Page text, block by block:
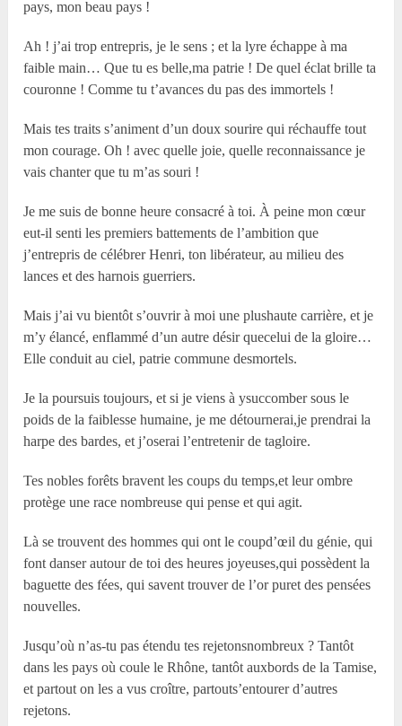
pays, mon beau pays !
Ah ! j’ai trop entrepris, je le sens ; et la lyre échappe à ma
faible main… Que tu es belle,ma patrie ! De quel éclat brille ta
couronne ! Comme tu t’avances du pas des immortels !
Mais tes traits s’animent d’un doux sourire qui réchauffe tout
mon courage. Oh ! avec quelle joie, quelle reconnaissance je
vais chanter que tu m’as souri !
Je me suis de bonne heure consacré à toi. À peine mon cœur
eut-il senti les premiers battements de l’ambition que
j’entrepris de célébrer Henri, ton libérateur, au milieu des
lances et des harnois guerriers.
Mais j’ai vu bientôt s’ouvrir à moi une plushaute carrière, et je
m’y élancé, enflammé d’un autre désir quecelui de la gloire…
Elle conduit au ciel, patrie commune desmortels.
Je la poursuis toujours, et si je viens à ysuccomber sous le
poids de la faiblesse humaine, je me détournerai,je prendrai la
harpe des bardes, et j’oserai l’entretenir de tagloire.
Tes nobles forêts bravent les coups du temps,et leur ombre
protège une race nombreuse qui pense et qui agit.
Là se trouvent des hommes qui ont le coupd’œil du génie, qui
font danser autour de toi des heures joyeuses,qui possèdent la
baguette des fées, qui savent trouver de l’or puret des pensées
nouvelles.
Jusqu’où n’as-tu pas étendu tes rejetonsnombreux ? Tantôt
dans les pays où coule le Rhône, tantôt auxbords de la Tamise,
et partout on les a vus croître, partouts’entourer d’autres
rejetons.